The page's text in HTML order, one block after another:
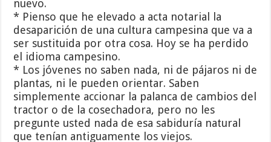
nuevo.
* Pienso que he elevado a acta notarial la
desaparición de una cultura campesina que va a
ser sustituida por otra cosa. Hoy se ha perdido
el idioma campesino.
* Los jóvenes no saben nada, ni de pájaros ni de
plantas, ni le pueden orientar. Saben
simplemente accionar la palanca de cambios del
tractor o de la cosechadora, pero no les
pregunte usted nada de esa sabiduría natural
que tenían antiguamente los viejos.